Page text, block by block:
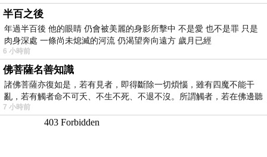
半百之後
年過半百後 他的眼睛 仍會被美麗的身影所擊中 不是愛 也不是罪 只是
肉身深處 一條尚未熄滅的河流 仍渴望奔向遠方 歲月已經
6 小時前
佛菩薩名善知識
諸佛菩薩亦復如是，若有見者，即得斷除一切煩惱，雖有四魔不能干
亂，若有觸者命不可夭、不生不死、不退不沒。所謂觸者，若在佛邊聽
受
7 小時前